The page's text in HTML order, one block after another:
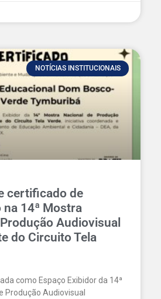
NOTÍCIAS INSTITUCIONAIS
certificado de
14ª Mostra
Audiovisual
do Circuito Tela
como Espaço Exibidor da 14ª
Produção Audiovisual